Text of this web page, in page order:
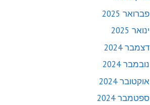
פברואר 2025
ינואר 2025
דצמבר 2024
נובמבר 2024
אוקטובר 2024
ספטמבר 2024